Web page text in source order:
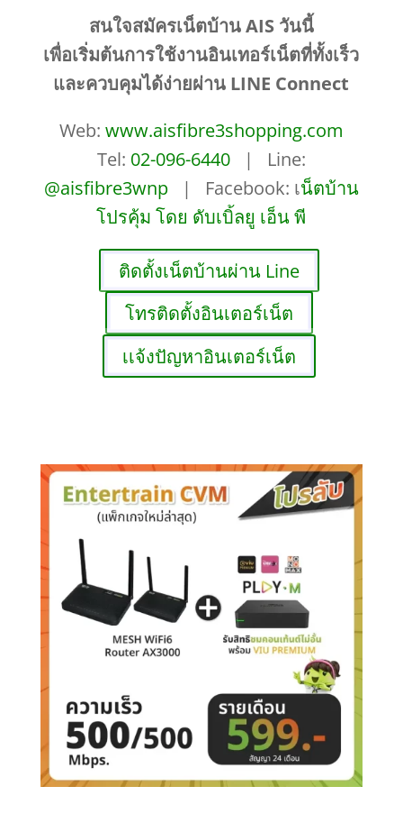
สนใจสมัครเน็ตบ้าน AIS วันนี้
เพื่อเริ่มต้นการใช้งานอินเทอร์เน็ตที่ทั้งเร็ว
และควบคุมได้ง่ายผ่าน LINE Connect
Web: www.aisfibre3shopping.com
Tel: 02-096-6440| Line:
@aisfibre3wnp| Facebook: เน็ตบ้าน
โปรคุ้ม โดย ดับเบิ้ลยู เอ็น พี
ติดตั้งเน็ตบ้านผ่าน Line
โทรติดตั้งอินเตอร์เน็ต
เเจ้งปัญหาอินเตอร์เน็ต